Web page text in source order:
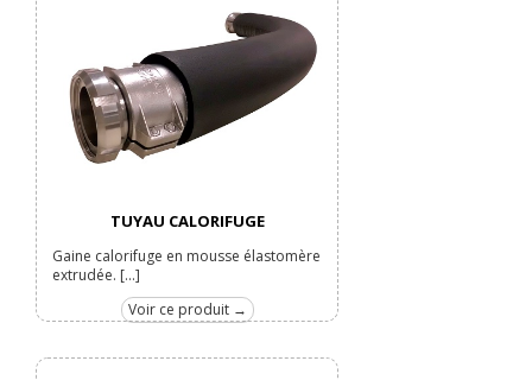
TUYAU CALORIFUGE
Gaine calorifuge en mousse élastomère
extrudée. [...]
Voir ce produit →